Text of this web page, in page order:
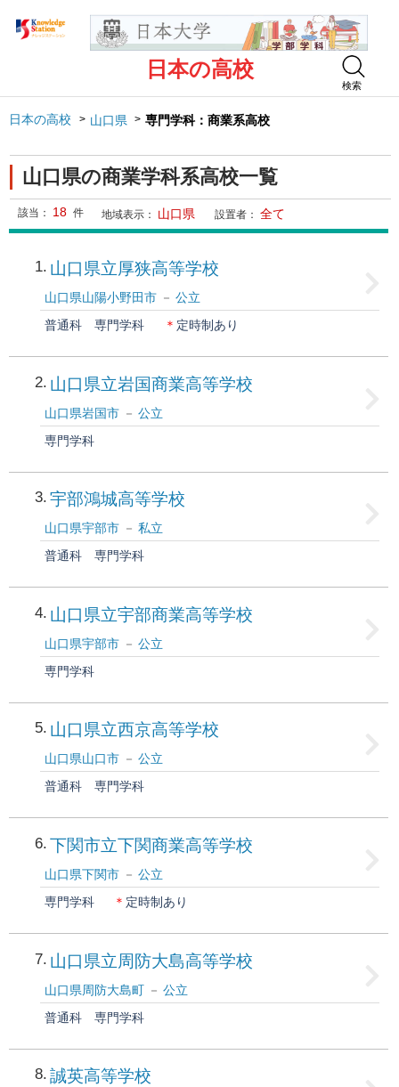
日本の高校
検索
日本の高校 山口県 専門学科：商業系高校
山口県の商業学科系高校一覧
該当： 18 件 地域表示： 山口県 設置者： 全て
1 山口県立厚狭高等学校
山口県山陽小野田市
公立
普通科
専門学科 ＊ 定時制あり
2 山口県立岩国商業高等学校
山口県岩国市
公立
専門学科
3 宇部鴻城高等学校
山口県宇部市
私立
普通科
専門学科
4 山口県立宇部商業高等学校
山口県宇部市
公立
専門学科
5 山口県立西京高等学校
山口県山口市
公立
普通科
専門学科
6 下関市立下関商業高等学校
山口県下関市
公立
専門学科
＊ 定時制あり
7 山口県立周防大島高等学校
山口県周防大島町
公立
普通科
専門学科
8 誠英高等学校